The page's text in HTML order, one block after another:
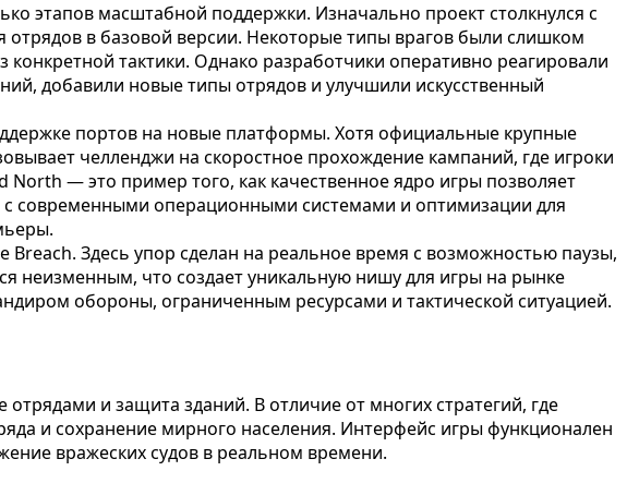
этапов масштабной поддержки. Изначально проект столкнулся с
отрядов в базовой версии. Некоторые типы врагов были слишком
тактики. Однако разработчики оперативно реагировали
добавили новые типы отрядов и улучшили искусственный
портов на новые платформы. Хотя официальные крупные
челленджи на скоростное прохождение кампаний, где игроки
— это пример того, как качественное ядро игры позволяет
с современными операционными системами и оптимизации для
Breach. Здесь упор сделан на реальное время с возможностью паузы,
неизменным, что создает уникальную нишу для игры на рынке
обороны, ограниченным ресурсами и тактической ситуацией.
и защита зданий. В отличие от многих стратегий, где
и сохранение мирного населения. Интерфейс игры функционален
вражеских судов в реальном времени.